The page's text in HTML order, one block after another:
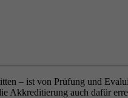
– ist von Prüfung und
Akkreditierung auch dafür